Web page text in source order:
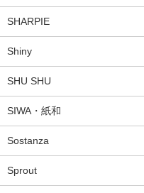
SHARPIE
Shiny
SHU SHU
SIWA・紙和
Sostanza
Sprout